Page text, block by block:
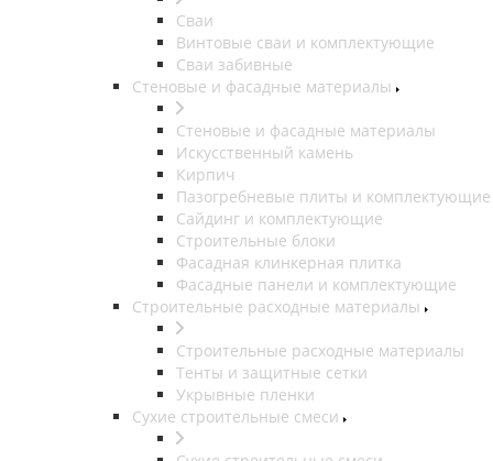
Сваи
Винтовые сваи и комплектующие
Сваи забивные
Стеновые и фасадные материалы
Стеновые и фасадные материалы
Искусственный камень
Кирпич
Пазогребневые плиты и комплектующие
Сайдинг и комплектующие
Строительные блоки
Фасадная клинкерная плитка
Фасадные панели и комплектующие
Строительные расходные материалы
Строительные расходные материалы
Тенты и защитные сетки
Укрывные пленки
Сухие строительные смеси